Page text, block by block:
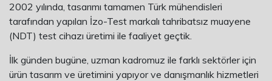
2002 yılında, tasarımı tamamen Türk mühendisleri
tarafından yapılan İzo-Test markalı tahribatsız muayene
(NDT) test cihazı üretimi ile faaliyet geçtik.
İlk günden bugüne, uzman kadromuz ile farklı sektörler için
ürün tasarım ve üretimini yapıyor ve danışmanlık hizmetleri